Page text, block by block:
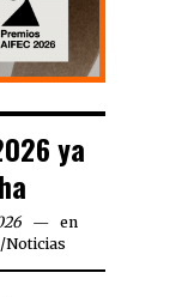
ya
en
/Noticias